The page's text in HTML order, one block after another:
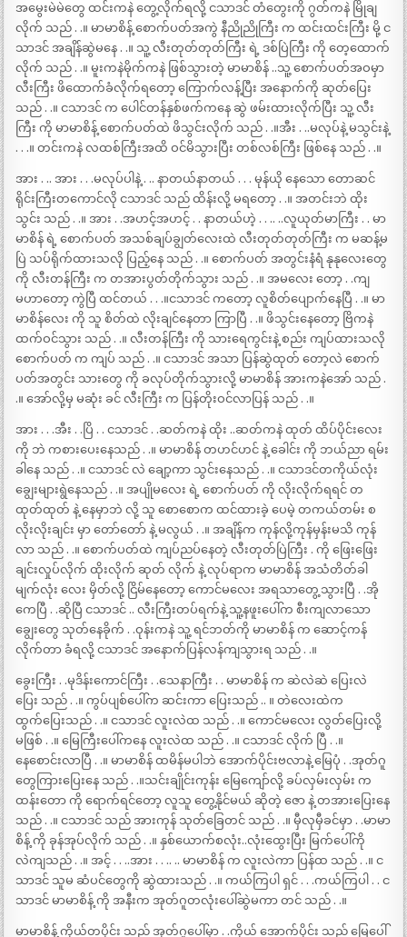
အမွေးမဲမဲတွေ ထင်းကနဲ တွေ့လိုက်ရလို့ ငသာဒင် တံတွေးကို ဂွတ်ကနဲ မြိုချ
လိုက် သည် . .။ မာမာစိန့် စောက်ပတ်အကွဲ နီညိုညိုကြီး က ထင်းထင်းကြီး မို့ င
သာဒင် အချိန်ဆွဲမနေ . .။ သူ့ လီးတုတ်တုတ်ကြီး ရဲ့ ဒစ်ပြဲကြီး ကို တေ့ထောက်
လိုက် သည် . .။ မူးကနဲမိုက်ကနဲ ဖြစ်သွားတဲ့ မာမာစိန် ..သူ့ စောက်ပတ်အဝမှာ
လီးကြီး ဖိထောက်ခံလိုက်ရတော့ ကြောက်လန့်ပြီး အနောက်ကို ဆုတ်ပြေး
သည် . .။ ငသာဒင် က ပေါင်တန်နှစ်ဖက်ကနေ ဆွဲ ဖမ်းထားလိုက်ပြီး သူ့ လီး
ကြီး ကို မာမာစိန့် စောက်ပတ်ထဲ ဖိသွင်းလိုက် သည် . .။အီး . ..မလုပ်နဲ့ မသွင်းနဲ့
. . .။ တင်းကနဲ လထစ်ကြီးအထိ ဝင်မိသွားပြီး တစ်လစ်ကြီး ဖြစ်နေ သည် . .။
အား . .. အား . . .မလုပ်ပါနဲ့ . .. နာတယ်နာတယ် . . . မုန်ယို နေသော တောဆင်
ရိုင်းကြီးတကောင်လို ငသာဒင် သည် ထိန်းလို့ မရတော့ . .။ အတင်းဘဲ ထိုး
သွင်း သည် . .။ အား . .အဟင့်အဟင့် . . နာတယ်ဟဲ့ . . .. ..လူယုတ်မာကြီး . . မာ
မာစိန် ရဲ့ စောက်ပတ် အသစ်ချပ်ချွတ်လေးထဲ လီးတုတ်တုတ်ကြီး က မဆန့်မ
ပြဲ သပ်ရိုက်ထားသလို ပြည့်နေ သည် . .။ စောက်ပတ် အတွင်းနံရံ နုနုလေးတွေ
ကို လီးတန်ကြီး က တအားပွတ်တိုက်သွား သည် . .။ အမလေး တော့ . .ကျ
မဟာတော့ ကွဲပြီ ထင်တယ် . . .။ငသာဒင် ကတော့ လူစိတ်ပျောက်နေပြီ . .။ မာ
မာစိန်လေး ကို သူ စိတ်ထဲ လိုးချင်နေတာ ကြာပြီ . .။ ဖိသွင်းနေတော့ ဗြိကနဲ
ထက်ဝင်သွား သည် . .။ လီးတန်ကြီး ကို သားရေကွင်းနဲ့ စည်း ကျပ်ထားသလို
စောက်ပတ် က ကျပ် သည် . .။ ငသာဒင် အသာ ပြန်ဆွဲထုတ် တော့လဲ စောက်
ပတ်အတွင်း သားတွေ ကို ခလုပ်တိုက်သွားလို့ မာမာစိန် အားကနဲအော် သည် .
.။ အော်လို့မှ မဆုံး ခင် လီးကြီး က ပြန်တိုးဝင်လာပြန် သည် . .။
အား . . .အီး . .ပြိ . . ငသာဒင် . .ဆတ်ကနဲ ထိုး ..ဆတ်ကနဲ ထုတ် ထိပ်ပိုင်းလေး
ကို ဘဲ ကစားပေးနေသည် . .။ မာမာစိန် တဟင်ဟင် နဲ့ ခေါင်း ကို ဘယ်ညာ ရမ်း
ခါနေ သည် . .။ ငသာဒင် လဲ ချော့ကာ သွင်းနေသည် . .။ ငသာဒင်တကိုယ်လုံး
ချွေးများရွဲနေသည် . .။ အပျိုမလေး ရဲ့ စောက်ပတ် ကို လိုးလိုက်ရရင် တ
ထုတ်ထုတ် နဲ့ နေမှာဘဲ လို့ သူ စောစောက ထင်ထားခဲ့ ပေမဲ့ တကယ်တမ်း စ
လိုးလိုးချင်း မှာ တော်တော် နဲ့ မလွယ် . .။ အချိန်က ကုန်လို့ကုန်မှန်းမသိ ကုန်
လာ သည် . .။ စောက်ပတ်ထဲ ကျပ်ညပ်နေတဲ့ လီးတုတ်ပြဲကြီး . ကို ဖြေးဖြေး
ချင်းလှုပ်လိုက် ထိုးလိုက် ဆုတ် လိုက် နဲ့ လုပ်ရာက မာမာစိန် အသံတိတ်ခါ
မျက်လုံး လေး မှိတ်လို့ ငြိမ်နေတော့ ကောင်မလေး အရသာတွေ့သွားပြီ . .အို
ကေပြီ . .ဆိုပြီ ငသာဒင် .. လီးကြီးတပ်ရက်နဲ့ သူ့နဖူးပေါ်က စီးကျလာသော
ချွေးတွေ သုတ်နေခိုက် . .ဝုန်းကနဲ သူ့ ရင်ဘတ်ကို မာမာစိန် က ဆောင့်ကန်
လိုက်တာ ခံရလို့ ငသာဒင် အနောက်ပြန်လန်ကျသွားရ သည် . .။
ခွေးကြီး . .မုဒိန်းကောင်ကြီး . .သေနာကြီး . . မာမာစိန် က ဆဲလဲဆဲ ပြေးလဲ
ပြေး သည် . .။ ကွပ်ပျစ်ပေါ်က ဆင်းကာ ပြေးသည် .. ။ တဲလေးထဲက
ထွက်ပြေးသည် . .။ ငသာဒင် လူးလဲထ သည် . .။ ကောင်မလေး လွတ်ပြေးလို့
မဖြစ် . .။ မြေကြီးပေါ်ကနေ လူးလဲထ သည် . .။ ငသာဒင် လိုက် ပြီ . .။
နေစောင်းလာပြီ . .။ မာမာစိန် ထမိန်မပါဘဲ အောက်ပိုင်းဗလာနဲ့ မြေပုံ . .အုတ်ဂူ
တွေကြားပြေးနေ သည် . .။သင်းချိုင်းကုန်း မြေကျော်လို့ ခပ်လှမ်းလှမ်း က
ထန်းတော ကို ရောက်ရင်တော့ လူသူ တွေ့နိုင်မယ် ဆိုတဲ့ ဇော နဲ့ တအားပြေးနေ
သည် . .။ ငသာဒင် သည် အားကုန် သုတ်ခြေတင် သည် . .။ မှီလုမှီခင်မှာ . .မာမာ
စိန့် ကို ခုန်အုပ်လိုက် သည် . .။ နှစ်ယောက်စလုံး..လုံးထွေးပြီး မြက်ပေါ်ကို
လဲကျသည် . .။ အင့် . . ..အား . . .. .. မာမာစိန် က လူးလဲကာ ပြန်ထ သည် . .။ င
သာဒင် သူမ ဆံပင်တွေကို ဆွဲထားသည် . .။ ကယ်ကြပါ ရှင် . . .ကယ်ကြပါ . . င
သာဒင် မာမာစိန့် ကို အနီးက အုတ်ဂူတလုံးပေါ်ဆွဲမကာ တင် သည် . .။
မာမာစိန့် ကိုယ်တပိုင်း သည် အုတ်ဂူပေါ်မှာ . .ကိုယ် အောက်ပိုင်း သည် မြေပေါ်